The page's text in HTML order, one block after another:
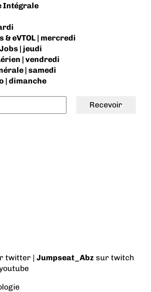
Intégrale
& eVTOL | mercredi
| jeudi
| vendredi
| samedi
| dimanche
twitter |Jumpseat_Abz sur twitch